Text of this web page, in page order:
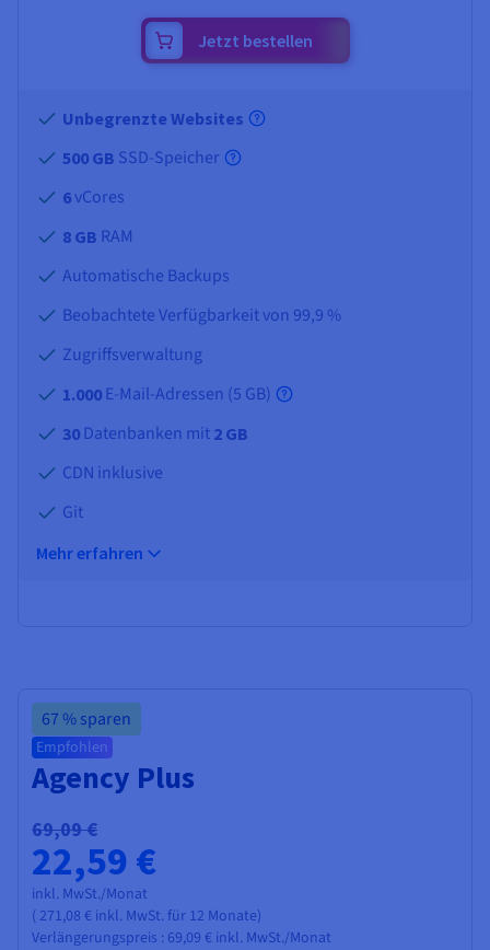
Verfügbarkeit nach Regionen
Roadmap und Changelog
Roadmap und Changelog
Roadmap und Changelog
Roadmap und Changelog
Jetzt bestellen
Unbegrenzte Websites
500 GB SSD-Speicher
6vCores
8 GB RAM
Automatische Backups
Beobachtete Verfügbarkeit von 99,9 %
Zugriffsverwaltung
1.000 E-Mail-Adressen (5 GB)
30 Datenbanken mit 2 GB
CDN inklusive
Git
Mehr erfahren
67 % sparen
Empfohlen
Agency Plus
69,09 €
22,59 €
inkl. MwSt./Monat
( 271,08 € inkl. MwSt.für 12 Monate)
Verlängerungspreis : 69,09 € inkl. MwSt./Monat